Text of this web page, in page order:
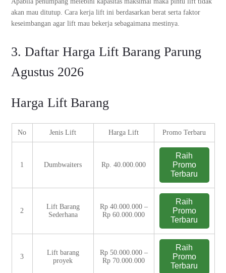
akan mau ditutup. Cara kerja lift ini berdasarkan berat serta faktor
keseimbangan agar lift mau bekerja sebagaimana mestinya.
3. Daftar Harga Lift Barang Parung
Agustus 2026
Harga Lift Barang
No Jenis Lift Harga Lift Promo Terbaru
1 Dumbwaiters Rp. 40.000.000
Raih
Promo
Terbaru
2
Lift Barang
Sederhana
Rp 40.000.000 –
Rp 60.000.000
Raih
Promo
Terbaru
3
Lift barang
proyek
Rp 50.000.000 –
Rp 70.000.000
Raih
Promo
Terbaru